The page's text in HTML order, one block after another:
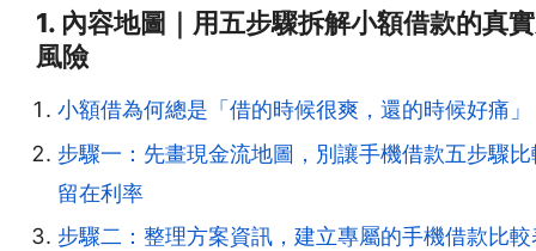
1. 內容地圖｜用五步驟拆解小額借款的真
風險
小額借為何總是「借的時候很爽，還的時候好痛」
步驟一：先畫現金流地圖，別讓手機借款五步驟
留在利率
步驟二：整理方案資訊，建立專屬的手機借款比較